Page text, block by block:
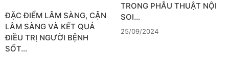
ĐẶC ĐIỂM LÂM SÀNG, CẬN
LÂM SÀNG VÀ KẾT QUẢ
ĐIỀU TRỊ NGƯỜI BỆNH
SỐT…
TRONG PHẪU THUẬT NỘI
SOI…
25/09/2024